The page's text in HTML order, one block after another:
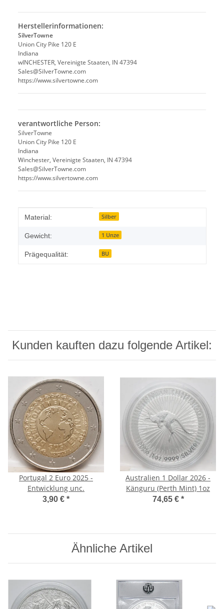
Herstellerinformationen:
SilverTowne
Union City Pike 120 E
Indiana
wINCHESTER, Vereinigte Staaten, IN 47394
Sales@SilverTowne.com
https://www.silvertowne.com
verantwortliche Person:
SilverTowne
Union City Pike 120 E
Indiana
Winchester, Vereinigte Staaten, IN 47394
Sales@SilverTowne.com
https://www.silvertowne.com
Produkteigenschaft
Wert
Material: Silber
Gewicht: 1 Unze
Prägequalität: BU
Kunden kauften dazu folgende Artikel:
Portugal 2 Euro 2025 -
Entwicklung unc.
3,90 € *
Australien 1 Dollar 2026 -
Känguru (Perth Mint) 1oz
74,65 € *
Ähnliche Artikel